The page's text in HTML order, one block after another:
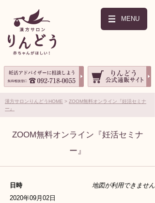
MENU
漢方サロンりんどうHOME
ZOOM無料オンライン『妊活セミナ
ー』
ZOOM無料オンライン『妊活セミナ
ー』
地図が利用できません
日時
2020年09月02日